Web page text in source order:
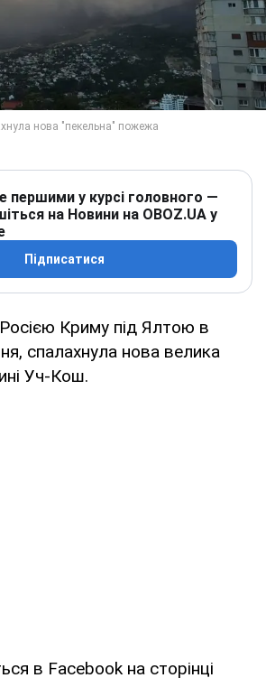
першими у курсі головного —
на Новини на OBOZ.UA у
Підписатися
Криму під Ялтою в
спалахнула нова велика
Уч-Кош.
в Facebook на сторінці